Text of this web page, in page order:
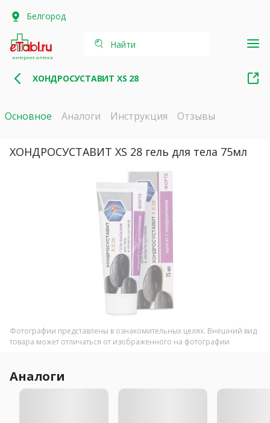
Белгород
интернет-аптека
Найти
ХОНДРОСУСТАВИТ XS 28
Основное Аналоги Инструкция Отзывы
ХОНДРОСУСТАВИТ XS 28 гель для тела 75мл
Фотографии представлены в ознакомительных целях. Внешний вид
товара может отличаться от изображенного на фотографии
Аналоги